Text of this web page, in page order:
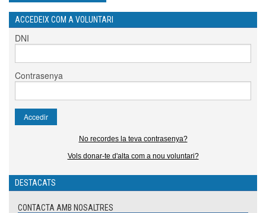
ACCEDEIX COM A VOLUNTARI
DNI
Contrasenya
No recordes la teva contrasenya?
Vols donar-te d'alta com a nou voluntari?
DESTACATS
CONTACTA AMB NOSALTRES